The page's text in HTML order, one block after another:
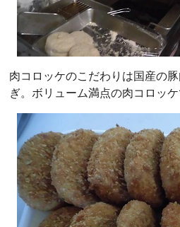
肉コロッケのこだわりは国産の
ぎ。ボリューム満点の肉コロッケ